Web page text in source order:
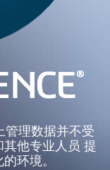
管理数据并不受
他专业人员 提
环境。